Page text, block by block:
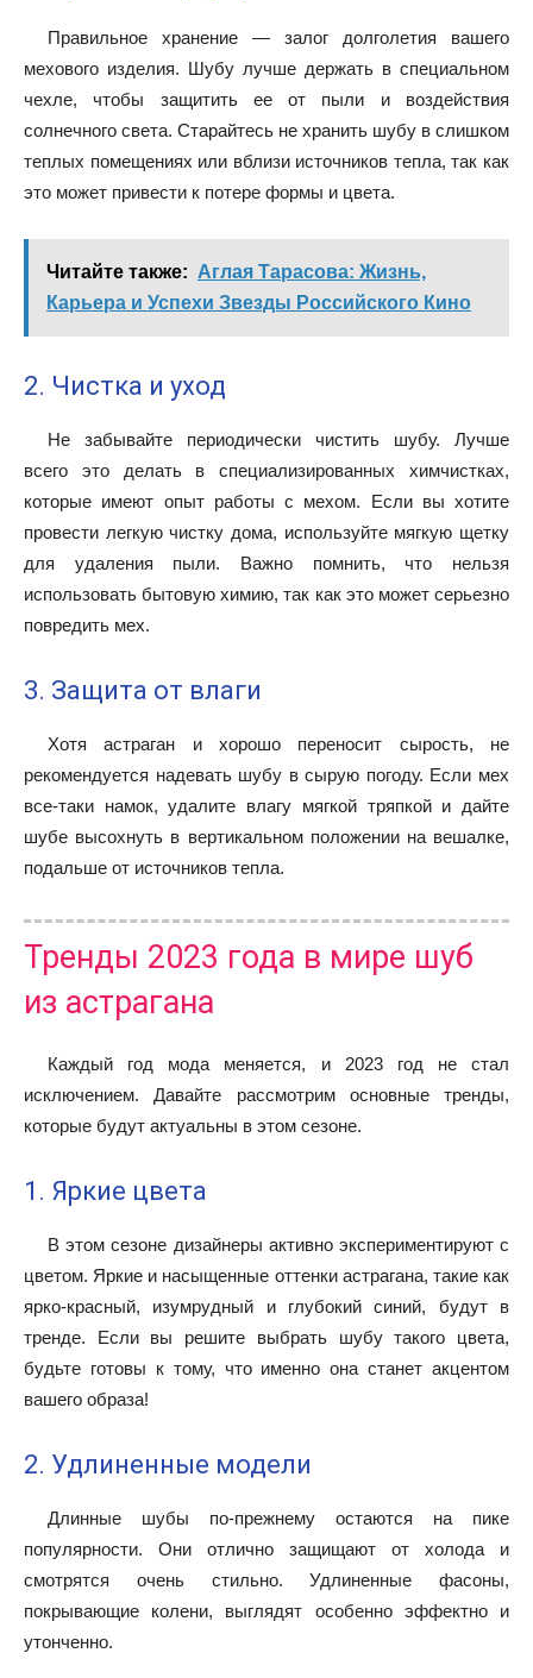
Правильное хранение — залог долголетия вашего
мехового изделия. Шубу лучше держать в специальном
чехле, чтобы защитить ее от пыли и воздействия
солнечного света. Старайтесь не хранить шубу в слишком
теплых помещениях или вблизи источников тепла, так как
это может привести к потере формы и цвета.
Читайте также: Аглая Тарасова: Жизнь,
Карьера и Успехи Звезды Российского Кино
2. Чистка и уход
Не забывайте периодически чистить шубу. Лучше
всего это делать в специализированных химчистках,
которые имеют опыт работы с мехом. Если вы хотите
провести легкую чистку дома, используйте мягкую щетку
для удаления пыли. Важно помнить, что нельзя
использовать бытовую химию, так как это может серьезно
повредить мех.
3. Защита от влаги
Хотя астраган и хорошо переносит сырость, не
рекомендуется надевать шубу в сырую погоду. Если мех
все-таки намок, удалите влагу мягкой тряпкой и дайте
шубе высохнуть в вертикальном положении на вешалке,
подальше от источников тепла.
Тренды 2023 года в мире шуб
из астрагана
Каждый год мода меняется, и 2023 год не стал
исключением. Давайте рассмотрим основные тренды,
которые будут актуальны в этом сезоне.
1. Яркие цвета
В этом сезоне дизайнеры активно экспериментируют с
цветом. Яркие и насыщенные оттенки астрагана, такие как
ярко-красный, изумрудный и глубокий синий, будут в
тренде. Если вы решите выбрать шубу такого цвета,
будьте готовы к тому, что именно она станет акцентом
вашего образа!
2. Удлиненные модели
Длинные шубы по-прежнему остаются на пике
популярности. Они отлично защищают от холода и
смотрятся очень стильно. Удлиненные фасоны,
покрывающие колени, выглядят особенно эффектно и
утонченно.